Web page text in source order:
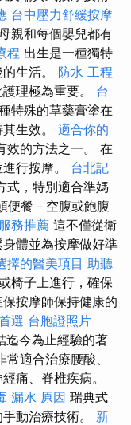
台中壓力舒緩按摩
親和每個嬰兒都有
程 出生是一種獨特
生活。 防水 工程
理極為重要。 台
特殊的草藥膏塗在
生效。 適合你的
效的方法之一。 在
行按摩。 台北記
式，特別適合準媽
便餐－空腹或飽腹
務推薦 這不僅從衛
體並為按摩做好準
擇的醫美項目 助聽
椅子上進行，確保
按摩師保持健康的
選 台胞證照片
迄今為止經驗的著
適合治療腰酸、
痛、脊椎疾病。
漏水 原因 瑞典式
動治療技術。 新